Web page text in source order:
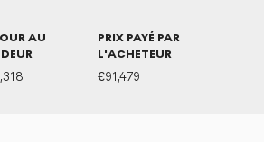
AU
PRIX PAYÉ PAR
L'ACHETEUR
€91,479